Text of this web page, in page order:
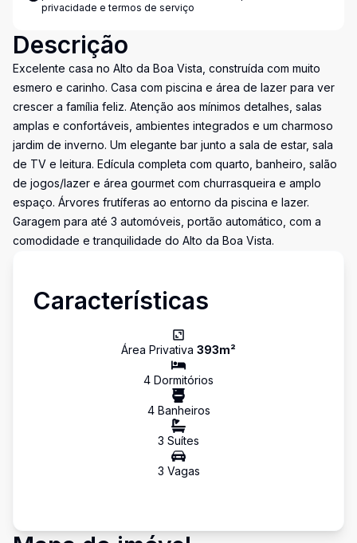
privacidade e termos de serviço
Descrição
Excelente casa no Alto da Boa Vista, construída com muito
esmero e carinho. Casa com piscina e área de lazer para ver
crescer a família feliz. Atenção aos mínimos detalhes, salas
amplas e confortáveis, ambientes integrados e um charmoso
jardim de inverno. Um elegante bar junto a sala de estar, sala
de TV e leitura. Edícula completa com quarto, banheiro, salão
de jogos/lazer e área gourmet com churrasqueira e amplo
espaço. Árvores frutíferas ao entorno da piscina e lazer.
Garagem para até 3 automóveis, portão automático, com a
comodidade e tranquilidade do Alto da Boa Vista.
Características
Área Privativa 393m²
4 Dormitórios
4Banheiros
3 Suítes
3 Vagas